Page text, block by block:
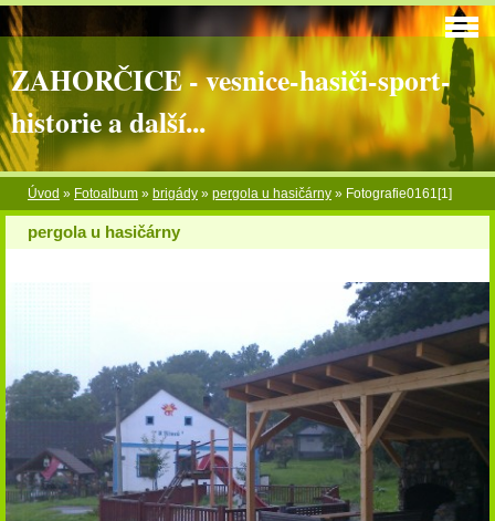
ZAHORČICE - vesnice-hasiči-sport-
historie a další...
Úvod » Fotoalbum » brigády » pergola u hasičárny » Fotografie0161[1]
pergola u hasičárny